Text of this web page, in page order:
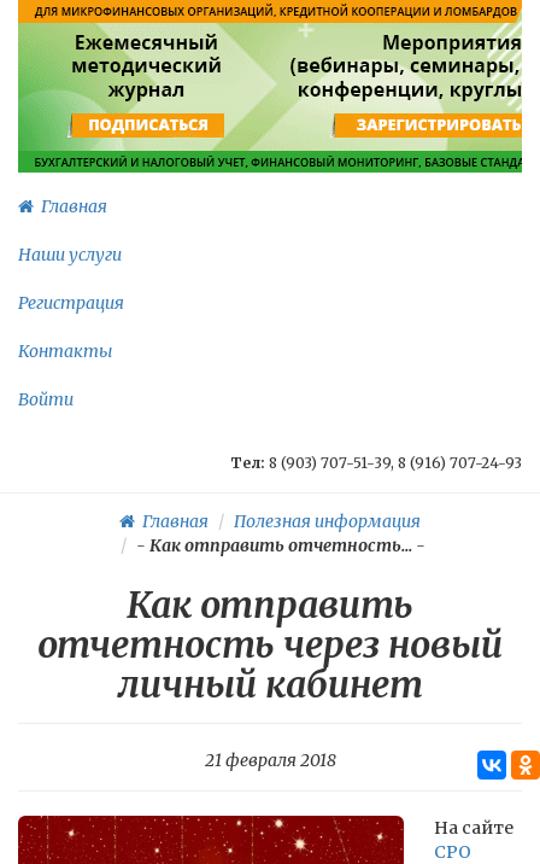
Главная
Наши услуги
Регистрация
Контакты
Войти
Тел: 8 (903) 707-51-39, 8 (916) 707-24-93
Главная
Полезная информация
- Как отправить отчетность... -
Как отправить
отчетность через новый
личный кабинет
21 февраля 2018
На сайте
СРО